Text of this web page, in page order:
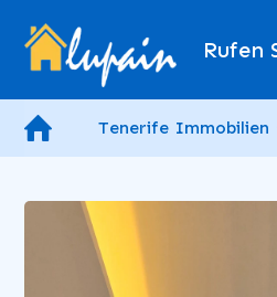
Rufen
Tenerife Immobilien